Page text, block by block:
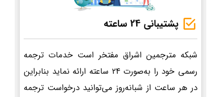
پشتیبانی 24 ساعته
شبکه مترجمین اشراق مفتخر است خدمات ترجمه
رسمی خود را به‌صورت 24 ساعته ارائه نماید بنابراین
در هر ساعت از شبانه‌روز می‌توانید درخواست ترجمه